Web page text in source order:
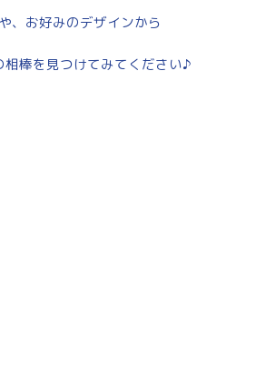
、お好みのデザインから
棒を見つけてみてください♪